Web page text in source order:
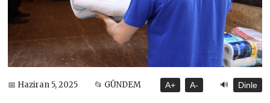
📅 Haziran 5, 2025 📂 GÜNDEM A+ A- 🔊 Dinle